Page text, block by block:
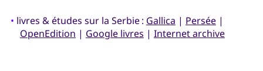
• livres & études sur la Serbie : Gallica | Persée|
OpenEdition | Google livres | Internet archive